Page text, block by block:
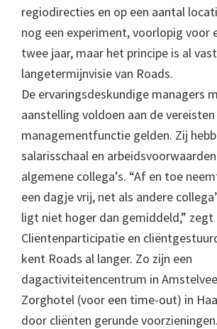
regiodirecties en op een aantal
nog een experiment, voorlopig voor
twee jaar, maar het principe is al
langetermijnvisie van Roads.
De ervaringsdeskundige managers
aanstelling voldoen aan de
managementfunctie gelden. Zij
salarisschaal en
algemene collega’s. “Af en toe
een dagje vrij, net als andere
ligt niet hoger dan gemiddeld,” zegt
Cliëntenparticipatie en
kent Roads al langer. Zo zijn een
dagactiviteitencentrum in
Zorghotel (voor een time-out) in
door cliënten gerunde